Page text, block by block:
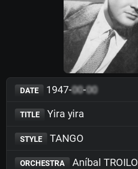
DATE 1947-00-00
TITLE Yira yira
STYLE TANGO
ORCHESTRA Aníbal TROILO